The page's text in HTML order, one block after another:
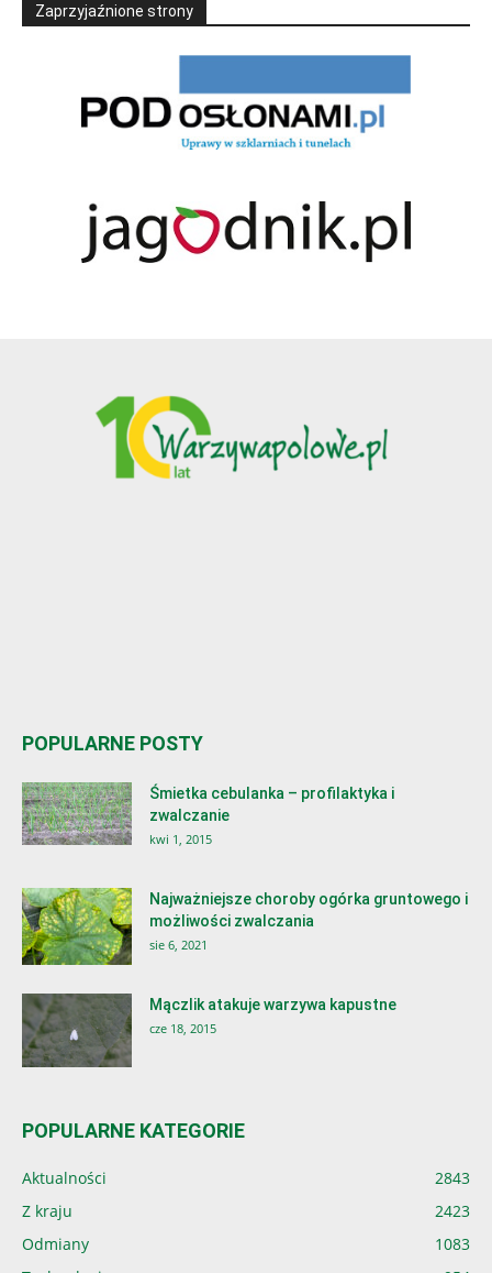
Zaprzyjaźnione strony
POPULARNE POSTY
Śmietka cebulanka – profilaktyka i
zwalczanie
kwi 1, 2015
Najważniejsze choroby ogórka gruntowego i
możliwości zwalczania
sie 6, 2021
Mączlik atakuje warzywa kapustne
cze 18, 2015
POPULARNE KATEGORIE
Aktualności
2843
Z kraju
2423
Odmiany
1083